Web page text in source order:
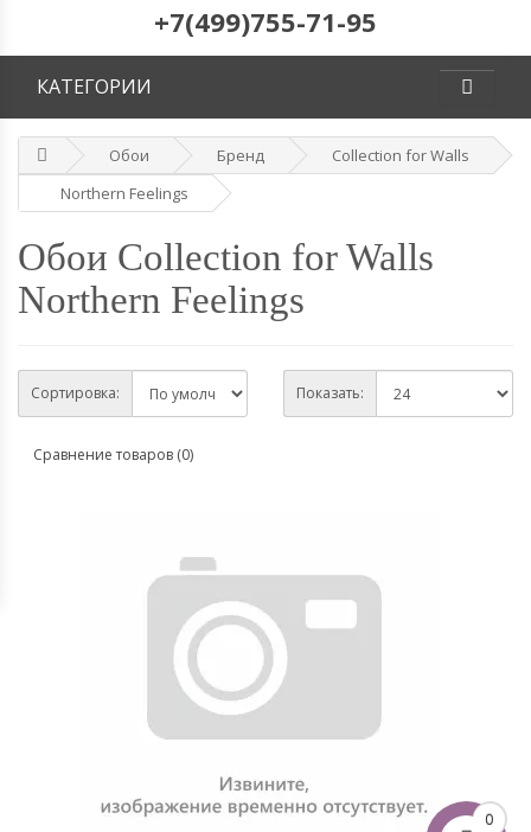
0
+7(499)755-71-95
КАТЕГОРИИ
Обои Бренд
Collection for Walls
Northern Feelings
Обои Collection for Walls
Northern Feelings
Сортировка: Показать:
Сравнение товаров (0)